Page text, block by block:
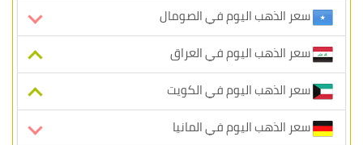
سعر الذهب اليوم في الصومال
سعر الذهب اليوم في العراق
سعر الذهب اليوم في الكويت
سعر الذهب اليوم في المانيا